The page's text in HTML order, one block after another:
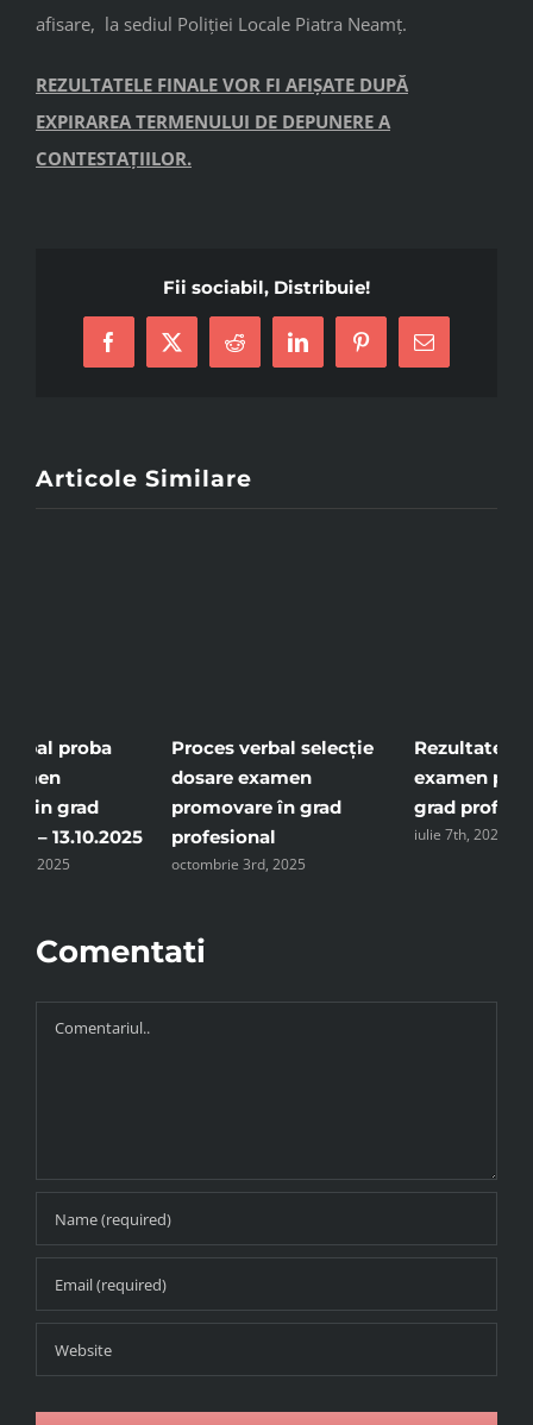
afisare, la sediul Poliției Locale Piatra Neamț.
REZULTATELE FINALE VOR FI AFIȘATE DUPĂ
EXPIRAREA TERMENULUI DE DEPUNERE A
CONTESTAȚIILOR.
Fii sociabil, Distribuie!
Facebook
X Reddit LinkedInPinterestEmail
Articole Similare
Rezultate proba scrisă
examen promovare în
grad profesional
iulie 7th, 2025
Tabel rezultate proba
interviu – examen
promovare în grad
noiembrie 18th, 2025
Comentati
Comment